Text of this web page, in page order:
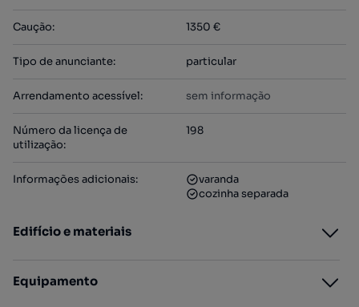
Caução: 1350 €
Tipo de anunciante: particular
Arrendamento acessível: sem informação
Número da licença de
utilização:
198
Informações adicionais:
varanda
cozinha separada
Edifício e materiais
Equipamento